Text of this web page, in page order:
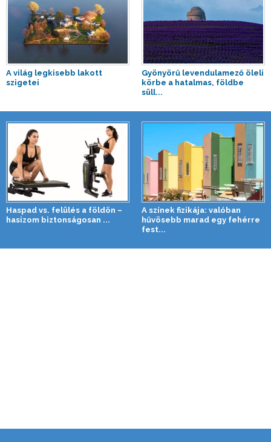
A világ legkisebb lakott
szigetei
Gyönyörű levendulamező öleli
körbe a hatalmas, földbe
süll...
Haspad vs. felülés a földön –
hasizom biztonságosan ...
A színek fizikája: valóban
hűvösebb marad egy fehérre
fest...